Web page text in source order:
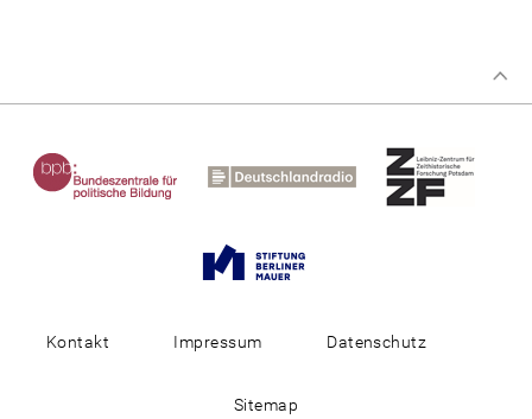
Kontakt Impressum Datenschutz
Sitemap